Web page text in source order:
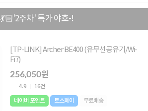
💃🏻'2주차' 특가 야호-!
[TP-LINK] Archer BE400 (유무선공유기/Wi-
Fi7)
256,050원
4.9 16건
네이버 포인트 토스페이 무료배송